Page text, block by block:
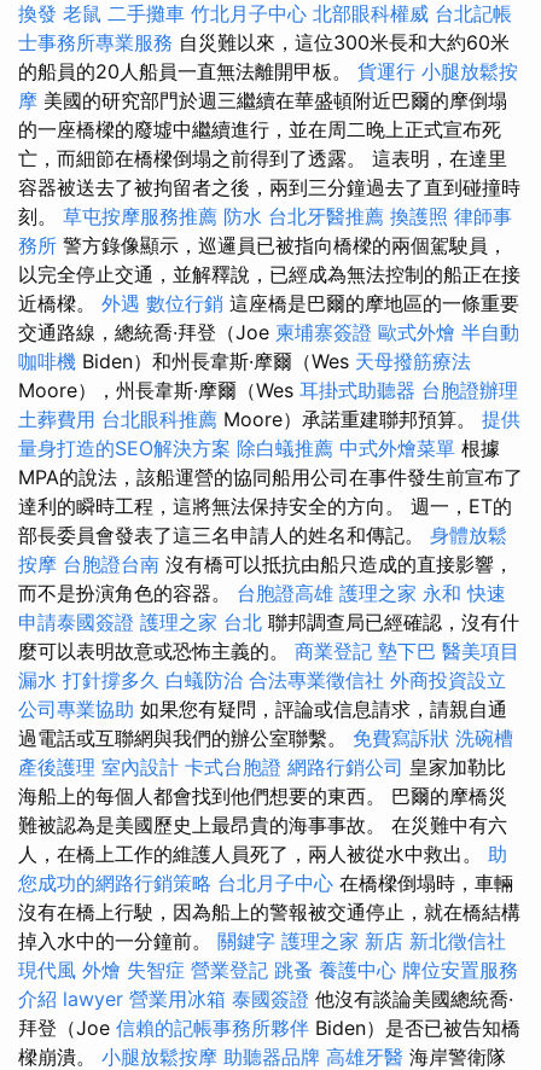
換發 老鼠 二手攤車 竹北月子中心 北部眼科權威 台北記帳
士事務所專業服務 自災難以來，這位300米長和大約60米
的船員的20人船員一直無法離開甲板。 貨運行 小腿放鬆按
摩 美國的研究部門於週三繼續在華盛頓附近巴爾的摩倒塌
的一座橋樑的廢墟中繼續進行，並在周二晚上正式宣布死
亡，而細節在橋樑倒塌之前得到了透露。 這表明，在達里
容器被送去了被拘留者之後，兩到三分鐘過去了直到碰撞時
刻。 草屯按摩服務推薦 防水 台北牙醫推薦 換護照 律師事
務所 警方錄像顯示，巡邏員已被指向橋樑的兩個駕駛員，
以完全停止交通，並解釋說，已經成為無法控制的船正在接
近橋樑。 外遇 數位行銷 這座橋是巴爾的摩地區的一條重要
交通路線，總統喬·拜登（Joe 柬埔寨簽證 歐式外燴 半自動
咖啡機 Biden）和州長韋斯·摩爾（Wes 天母撥筋療法
Moore），州長韋斯·摩爾（Wes 耳掛式助聽器 台胞證辦理
土葬費用 台北眼科推薦 Moore）承諾重建聯邦預算。 提供
量身打造的SEO解決方案 除白蟻推薦 中式外燴菜單 根據
MPA的說法，該船運營的協同船用公司在事件發生前宣布了
達利的瞬時工程，這將無法保持安全的方向。 週一，ET的
部長委員會發表了這三名申請人的姓名和傳記。 身體放鬆
按摩 台胞證台南 沒有橋可以抵抗由船​​只造成的直接影響，
而不是扮演角色的容器。 台胞證高雄 護理之家 永和 快速
申請泰國簽證 護理之家 台北 聯邦調查局已經確認，沒有什
麼可以表明故意或恐怖主義的。 商業登記 墊下巴 醫美項目
漏水 打針撐多久 白蟻防治 合法專業徵信社 外商投資設立
公司專業協助 如果您有疑問，評論或信息請求，請親自通
過電話或互聯網與我們的辦公室聯繫。 免費寫訴狀 洗碗槽
產後護理 室內設計 卡式台胞證 網路行銷公司 皇家加勒比
海船上的每個人都會找到他們想要的東西。 巴爾的摩橋災
難被認為是美國歷史上最昂貴的海事事故。 在災難中有六
人，在橋上工作的維護人員死了，兩人被從水中救出。 助
您成功的網路行銷策略 台北月子中心 在橋樑倒塌時，車輛
沒有在橋上行駛，因為船上的警報被交通停止，就在橋結構
掉入水中的一分鐘前。 關鍵字 護理之家 新店 新北徵信社
現代風 外燴 失智症 營業登記 跳蚤 養護中心 牌位安置服務
介紹 lawyer 營業用冰箱 泰國簽證 他沒有談論美國總統喬·
拜登（Joe 信賴的記帳事務所夥伴 Biden）是否已被告知橋
樑崩潰。 小腿放鬆按摩 助聽器品牌 高雄牙醫 海岸警衛隊